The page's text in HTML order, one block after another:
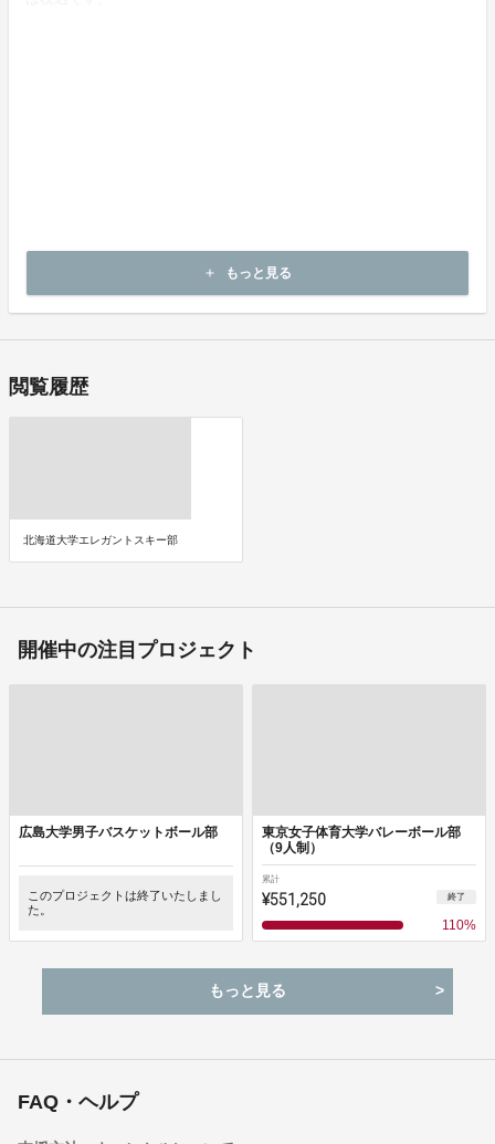
本プロジェクトは実行確約型です。
add もっと見る
閲覧履歴
北海道大学エレガントスキー部
開催中の注目プロジェクト
広島大学男子バスケットボール部
このプロジェクトは終了いたしまし
た。
東京女子体育大学バレーボール部
（9人制）
累計
¥551,250 終了
110%
もっと見る
FAQ・ヘルプ